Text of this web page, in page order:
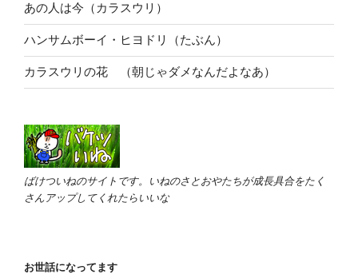
あの人は今（カラスウリ）
ハンサムボーイ・ヒヨドリ（たぶん）
カラスウリの花 （朝じゃダメなんだよなあ）
ばけついねのサイトです。いねのさとおやたちが成長具合をたく
さんアップしてくれたらいいな
お世話になってます